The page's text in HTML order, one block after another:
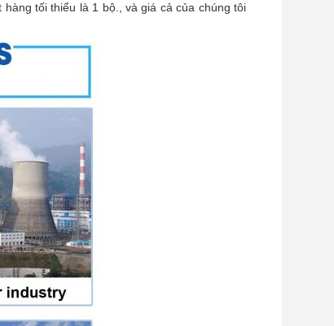
tối thiểu là 1 bộ., và giá cả của chúng tôi